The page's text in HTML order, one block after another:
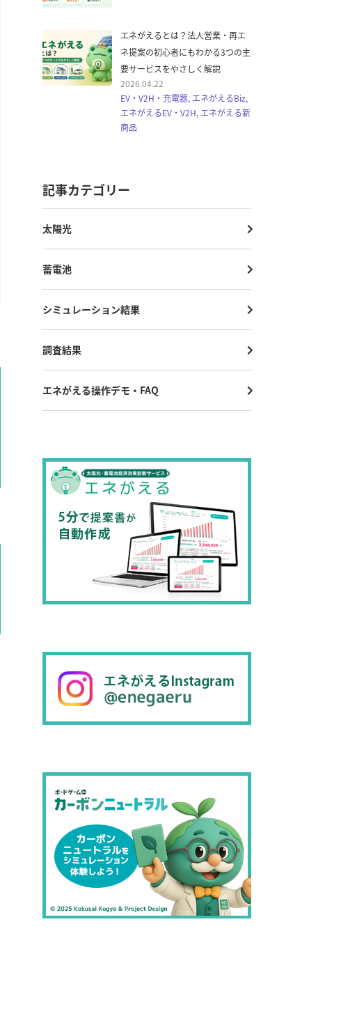
エネがえるとは？法人営業・再エ
ネ提案の初心者にもわかる3つの主
要サービスをやさしく解説
2026.04.22
EV・V2H・充電器, エネがえるBiz,
エネがえるEV・V2H, エネがえる新
商品
記事カテゴリー
太陽光
蓄電池
シミュレーション結果
調査結果
エネがえる操作デモ・FAQ